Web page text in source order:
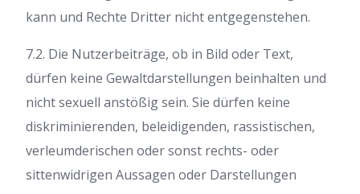
kann und Rechte Dritter nicht entgegenstehen.
7.2. Die Nutzerbeiträge, ob in Bild oder Text,
dürfen keine Gewaltdarstellungen beinhalten und
nicht sexuell anstößig sein. Sie dürfen keine
diskriminierenden, beleidigenden, rassistischen,
verleumderischen oder sonst rechts- oder
sittenwidrigen Aussagen oder Darstellungen